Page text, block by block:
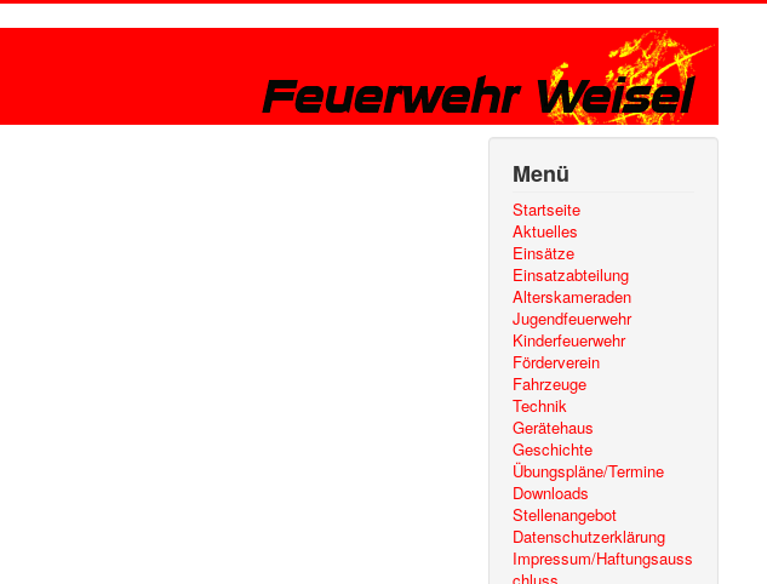
Menü
Startseite
Aktuelles
Einsätze
Einsatzabteilung
Alterskameraden
Jugendfeuerwehr
Kinderfeuerwehr
Förderverein
Fahrzeuge
Technik
Gerätehaus
Geschichte
Übungspläne/Termine
Downloads
Stellenangebot
Datenschutzerklärung
Impressum/Haftungsauss